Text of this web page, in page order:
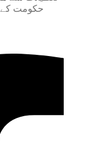
حکومت کے